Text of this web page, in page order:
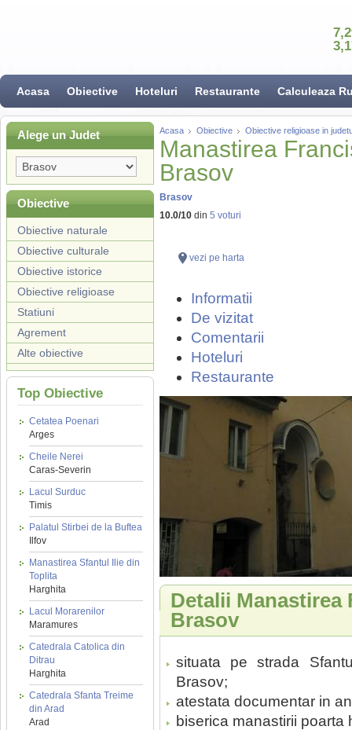
Acasa Obiective Hoteluri Restaurante Calculeaza
Alege un Judet
Obiective
Obiective naturale
Obiective culturale
Obiective istorice
Obiective religioase
Statiuni
Agrement
Alte obiective
Top Obiective
Cetatea Poenari
Arges
Cheile Nerei
Caras-Severin
Lacul Surduc
Timis
Palatul Stirbei de la Buftea
Ilfov
Manastirea Sfantul Ilie din
Toplita
Harghita
Lacul Morarenilor
Maramures
Catedrala Catolica din
Ditrau
Harghita
Catedrala Sfanta Treime
din Arad
Arad
Acasa Obiective Obiective religioase in
Manastirea
Brasov
Brasov
10.0/10 din 5 voturi
vezi pe harta
Informatii
De vizitat
Comentarii
Hoteluri
Restaurante
Detalii Manastirea
Brasov
situata pe strada
Brasov;
atestata documentar in
biserica manastirii